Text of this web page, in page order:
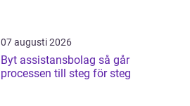
07 augusti 2026
Byt assistansbolag så går
processen till steg för steg